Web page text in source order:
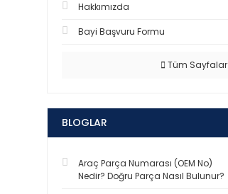
Hakkımızda
Bayi Başvuru Formu
Tüm Sayfalar
BLOGLAR
Araç Parça Numarası (OEM No)
Nedir? Doğru Parça Nasıl Bulunur?